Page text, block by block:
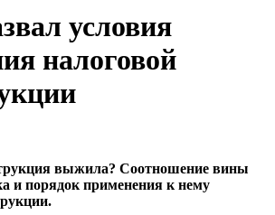
условия
налоговой
выжила? Соотношение вины
и порядок применения к нему